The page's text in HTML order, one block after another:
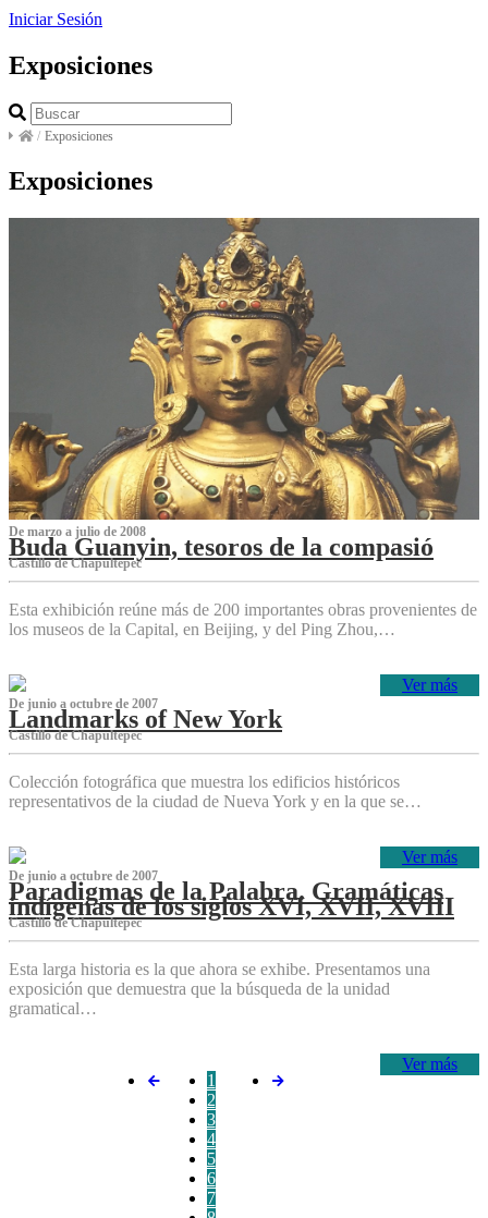
Iniciar Sesión
Exposiciones
/ Exposiciones
Exposiciones
De marzo a julio de 2008
Buda Guanyin, tesoros de la compasió
Castillo de Chapultepec
Esta exhibición reúne más de 200 importantes obras provenientes de
los museos de la Capital, en Beijing, y del Ping Zhou,…
Ver más
De junio a octubre de 2007
Landmarks of New York
Castillo de Chapultepec
Colección fotográfica que muestra los edificios históricos
representativos de la ciudad de Nueva York y en la que se…
Ver más
De junio a octubre de 2007
Paradigmas de la Palabra. Gramáticas
indígenas de los siglos XVI, XVII, XVIII
Castillo de Chapultepec
Esta larga historia es la que ahora se exhibe. Presentamos una
exposición que demuestra que la búsqueda de la unidad
gramatical…
Ver más
1
2
3
4
5
6
7